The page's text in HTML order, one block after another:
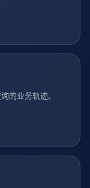
的业务轨迹。